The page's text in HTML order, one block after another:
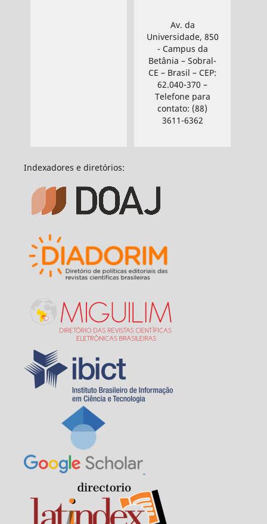
Av. da
Universidade, 850
- Campus da
Betânia – Sobral-
CE – Brasil – CEP:
62.040-370 –
Telefone para
contato: (88)
3611-6362
Indexadores e diretórios: